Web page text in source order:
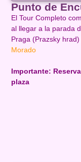
Punto de
El Tour Completo
al llegar a la parada
Praga (Prazsky
Morado
Importante:
plaza